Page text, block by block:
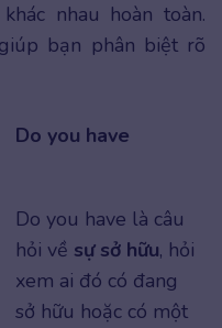
nhau hoàn toàn.
bạn phân biệt rõ
Do you have
Do you have là câu
hỏi về sự sở hữu, hỏi
xem ai đó có đang
sở hữu hoặc có một